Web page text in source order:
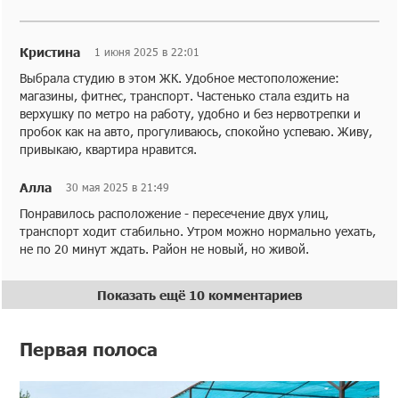
Кристина 1 июня 2025 в 22:01
Выбрала студию в этом ЖК. Удобное местоположение:
магазины, фитнес, транспорт. Частенько стала ездить на
верхушку по метро на работу, удобно и без нервотрепки и
пробок как на авто, прогуливаюсь, спокойно успеваю. Живу,
привыкаю, квартира нравится.
Алла 30 мая 2025 в 21:49
Понравилось расположение - пересечение двух улиц,
транспорт ходит стабильно. Утром можно нормально уехать,
не по 20 минут ждать. Район не новый, но живой.
Показать ещё 10 комментариев
Первая полоса